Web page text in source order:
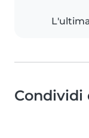
Condividi